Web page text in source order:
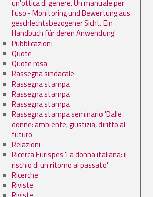
un'ottica di genere. Un manuale per
l'uso - Monitoring und Bewertung aus
geschlechtsbezogener Sicht. Ein
Handbuch für deren Anwendung'
Pubblicazioni
Quote
Quote rosa
Rassegna sindacale
Rassegna stampa
Rassegna stampa
Rassegna stampa
Rassegna stampa seminario 'Dalle
donne: ambiente, giustizia, diritto al
futuro
Relazioni
Ricerca Eurispes 'La donna italiana: il
rischio di un ritorno al passato'
Ricerche
Riviste